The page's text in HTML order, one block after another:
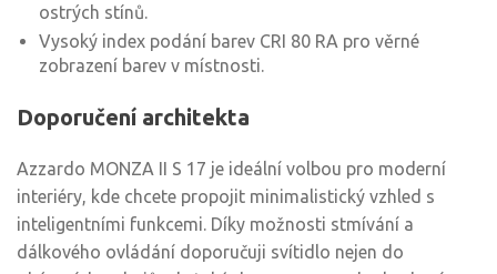
ostrých stínů.
Vysoký index podání barev CRI 80 RA pro věrné
zobrazení barev v místnosti.
Doporučení architekta
Azzardo MONZA II S 17 je ideální volbou pro moderní
interiéry, kde chcete propojit minimalistický vzhled s
inteligentními funkcemi. Díky možnosti stmívání a
dálkového ovládání doporučuji svítidlo nejen do